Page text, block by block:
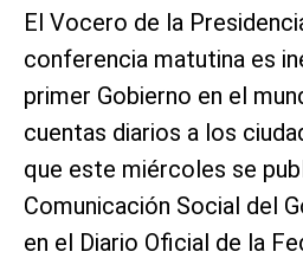
El Vocero de la
conferencia matutina es
primer Gobierno en el
cuentas diarios a los
que este miércoles se
Comunicación Social del
en el Diario Oficial de la